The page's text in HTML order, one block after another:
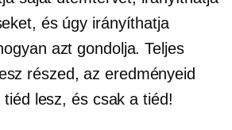
és úgy irányíthatja
azt gondolja. Teljes
részed, az eredményeid
lesz, és csak a tiéd!